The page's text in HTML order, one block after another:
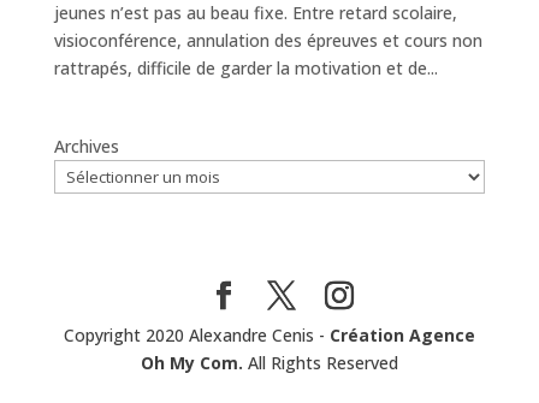
jeunes n’est pas au beau fixe. Entre retard scolaire,
visioconférence, annulation des épreuves et cours non
rattrapés, difficile de garder la motivation et de...
Archives
Copyright 2020 Alexandre Cenis - Création Agence
Oh My Com. All Rights Reserved